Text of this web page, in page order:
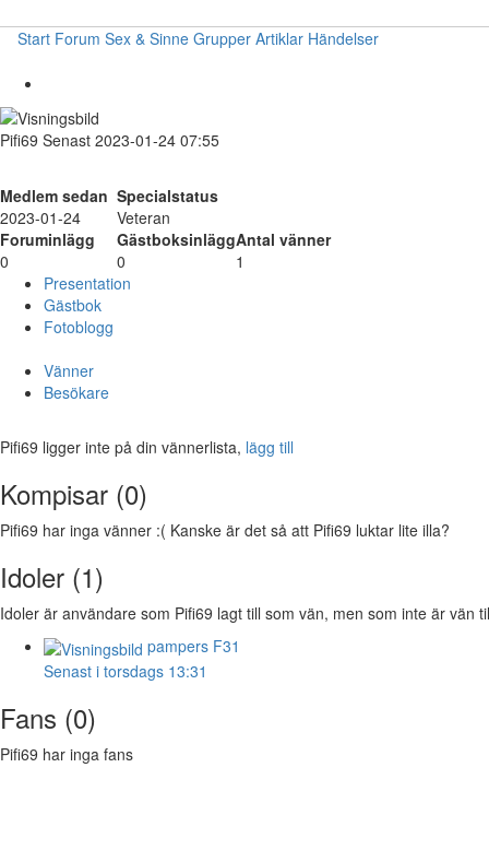
Start Forum Sex & Sinne Grupper Artiklar Händelser
Pifi69 Senast 2023-01-24 07:55
Medlem sedan Specialstatus
2023-01-24
Veteran
Foruminlägg
GästboksinläggAntal vänner
0
0
1
Presentation
Gästbok
Fotoblogg
Vänner
Besökare
Pifi69 ligger inte på din vännerlista, lägg till
Kompisar (0)
Pifi69 har inga vänner :( Kanske är det så att Pifi69 luktar lite illa?
Idoler (1)
Idoler är användare som Pifi69 lagt till som vän, men som inte är vän
pampers F31
Senast i torsdags 13:31
Fans (0)
Pifi69 har inga fans